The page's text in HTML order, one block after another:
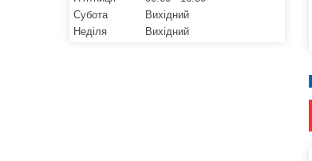
Субота
Вихідний
Неділя
Вихідний